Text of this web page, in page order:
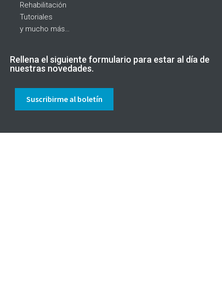
Rehabilitación
Tutoriales
y mucho más…
Rellena el siguiente formulario para estar al día de
nuestras novedades.
Suscribirme al boletín